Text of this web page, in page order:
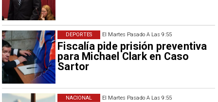
El Martes Pasado A Las 9:55
Fiscalía pide prisión preventiva
para Michael Clark en Caso
Sartor
DEPORTES
El Martes Pasado A Las 9:55
NACIONAL